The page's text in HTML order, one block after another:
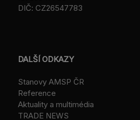
DIČ: CZ26547783
DALŠÍ ODKAZY
Stanovy AMSP ČR
Reference
Aktuality a multimédia
TRADE NEWS